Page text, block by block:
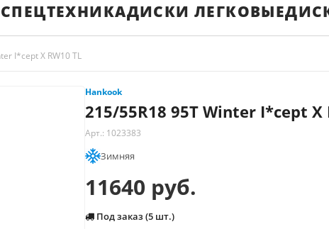
ДИСКИ ЛЕГКОВЫЕ
I*cept X RW10 TL
Hankook
215/55R18 95T Winter I*cept X
Арт.: 1023383
Зимняя
11640 руб.
Под заказ (5 шт.)